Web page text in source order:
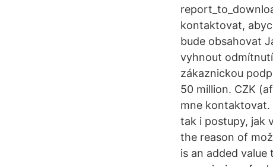
kontaktovat,
bude obsahovat
vyhnout
zákaznickou
50 million. CZK
mne kontaktovat.
tak i postupy, jak
the reason of
is an added